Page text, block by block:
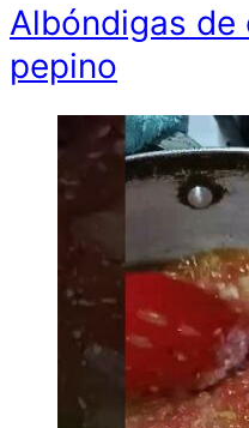
Albóndigas de
pepino